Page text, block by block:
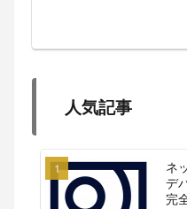
人気記事
ネ
デ
完